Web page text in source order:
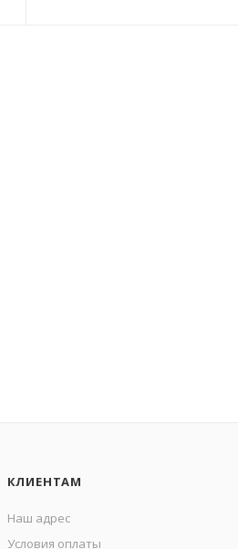
КЛИЕНТАМ
Наш адрес
Условия оплаты